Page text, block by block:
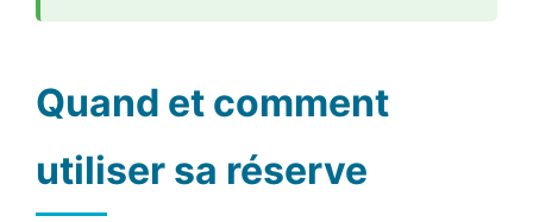
Quand et comment
utiliser sa réserve